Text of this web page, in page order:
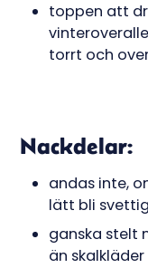
toppen att
torrt och
Nackdelar:
andas inte,
lätt bli
ganska stelt
än skalkläder